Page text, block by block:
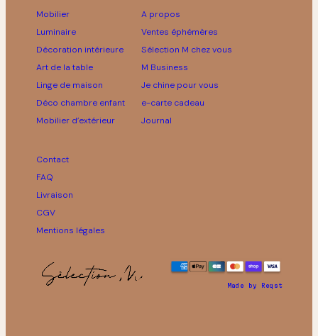
Mobilier
Luminaire
Décoration intérieure
Art de la table
Linge de maison
Déco chambre enfant
Mobilier d’extérieur
A propos
Ventes éphémères
Sélection M chez vous
M Business
Je chine pour vous
e-carte cadeau
Journal
Contact
FAQ
Livraison
CGV
Mentions légales
Made by Reqst